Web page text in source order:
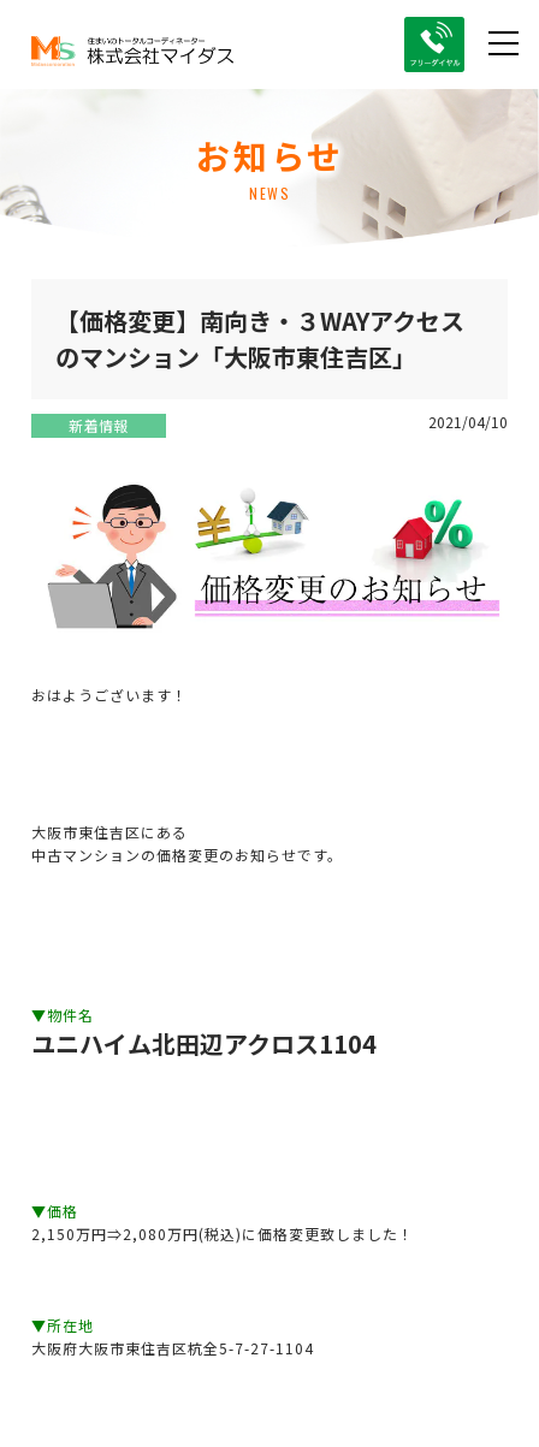
お知らせ
NEWS
【価格変更】南向き・３WAYアクセス
のマンション「大阪市東住吉区」
新着情報 2021/04/10
おはようございます！
大阪市東住吉区にある
中古マンションの価格変更のお知らせです。
▼物件名
ユニハイム北田辺アクロス1104
▼価格
2,150万円⇒2,080万円(税込)に価格変更致しました！
▼所在地
大阪府大阪市東住吉区杭全5-7-27-1104